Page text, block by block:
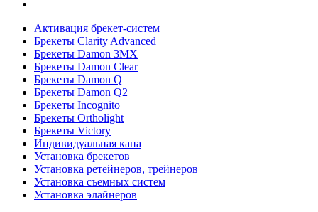
Активация брекет-систем
Брекеты Clarity Advanced
Брекеты Damon 3MX
Брекеты Damon Clear
Брекеты Damon Q
Брекеты Damon Q2
Брекеты Incognito
Брекеты Ortholight
Брекеты Victory
Индивидуальная капа
Установка брекетов
Установка ретейнеров, трейнеров
Установка съемных систем
Установка элайнеров